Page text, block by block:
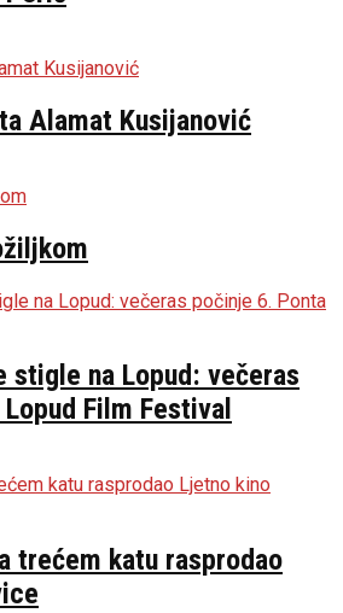
Alamat Kusijanović
stigle na Lopud: večeras
Film Festival
trećem katu rasprodao